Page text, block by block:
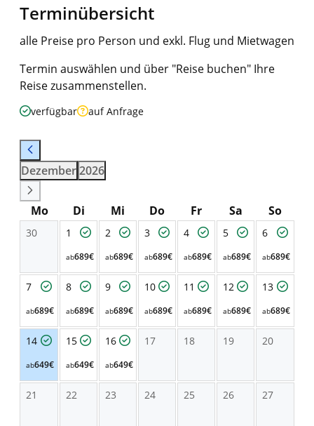
Terminübersicht
alle Preise pro Person und exkl. Flug und Mietwagen
Termin auswählen und über "Reise buchen" Ihre
Reise zusammenstellen.
verfügbar auf Anfrage
Dezember2026
Mo Di Mi Do Fr Sa So
30 1
ab689€
2
ab689€
3
ab689€
4
ab689€
5
ab689€
6
ab689€
7
ab689€
8
ab689€
9
ab689€
10
ab689€
11
ab689€
12
ab689€
13
ab689€
14
ab649€
15
ab649€
16
ab649€
17 18 19 20
21 22 23 24 25 26 27